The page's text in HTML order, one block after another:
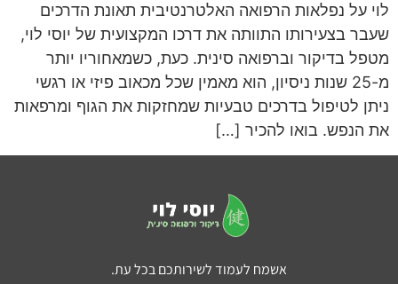
לוי על נפלאות הרפואה האלטרנטיבית תאונת הדרכים
שעבר בצעירותו התוותה את דרכו המקצועית של יוסי לוי,
מטפל בדיקור וברפואה סינית. כעת, כשמאחוריו יותר
מ-25 שנות ניסיון, הוא מאמין שכל מכאוב פיזי או רגשי
ניתן לטיפול בדרכים טבעיות שמחזקות את הגוף ומרפאות
את הנפש. בואו להכיר […]
אשמח לעמוד לשירותכם בכל עת.